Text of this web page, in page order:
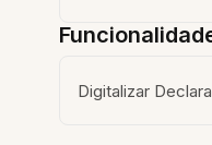
Digitalizar